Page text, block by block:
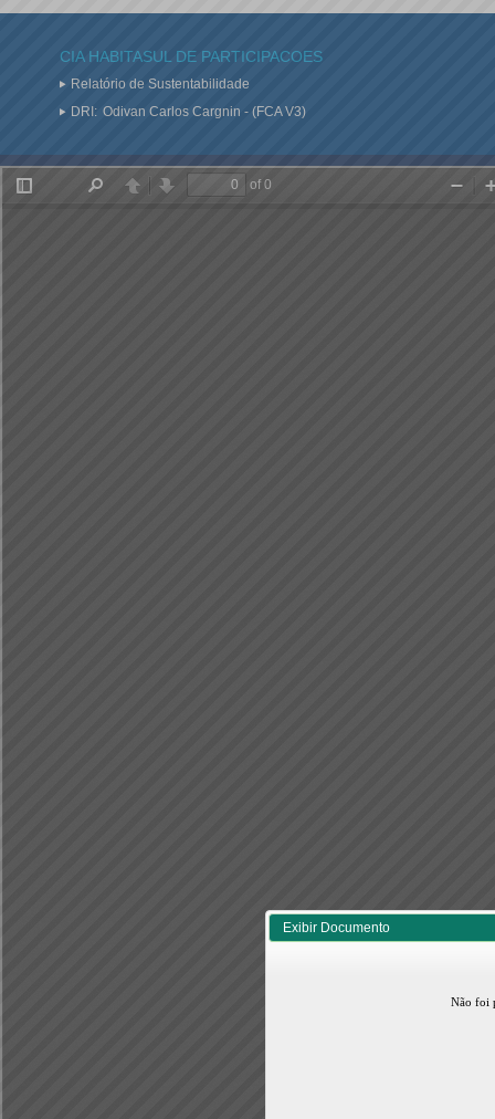
CIA HABITASUL DE PARTICIPACOES
Relatório de Sustentabilidade
DRI: Odivan Carlos Cargnin - (FCA V3)
Exibir Documento
Não foi